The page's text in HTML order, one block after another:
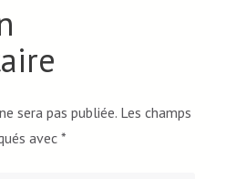
sera pas publiée. Les champs
avec *